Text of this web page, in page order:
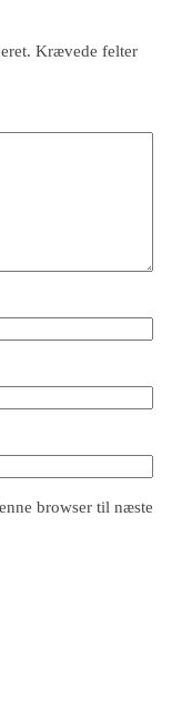
Krævede felter
browser til næste